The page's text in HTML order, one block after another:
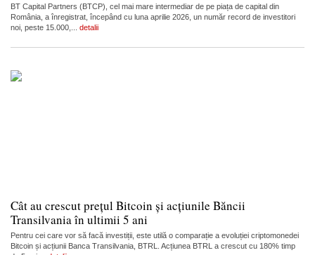
BT Capital Partners (BTCP), cel mai mare intermediar de pe piața de capital din
România, a înregistrat, începând cu luna aprilie 2026, un număr record de investitori
noi, peste 15.000,... detalii
Cât au crescut prețul Bitcoin și acțiunile Băncii
Transilvania în ultimii 5 ani
Pentru cei care vor să facă investiții, este utilă o comparație a evoluției criptomonedei
Bitcoin și acțiunii Banca Transilvania, BTRL. Acțiunea BTRL a crescut cu 180% timp